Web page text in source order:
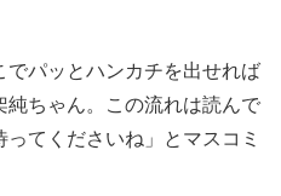
パッとハンカチを出せれば
ちゃん。この流れは読んで
てくださいね」とマスコミ